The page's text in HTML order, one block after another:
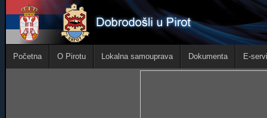
Početna O Pirotu Lokalna samouprava Dokumenta E-